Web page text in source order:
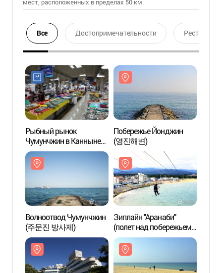
мест, расположенных в пределах 50 км.
Все Достопримечательности Ресторан
Рыбный рынок
Чумунчжин в Канныне
(강릉 주문진수산시장)
Побережье Йонджин
(영진해변)
Волноотвод Чумунчжин
(주문진 방사제)
Зиплайн "Аранаби"
(полет над побережьем
Содоль)